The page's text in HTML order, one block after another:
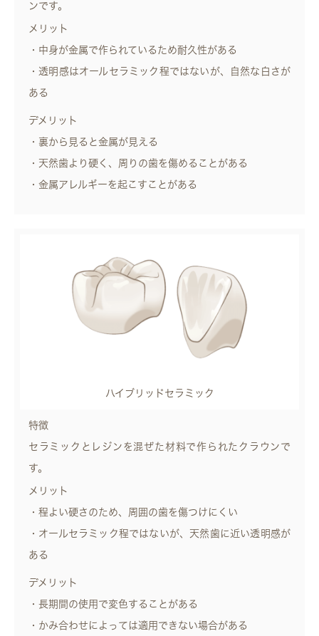
ンです。
メリット
・中身が金属で作られているため耐久性がある
・透明感はオールセラミック程ではないが、自然な白さが
ある
デメリット
・裏から見ると金属が見える
・天然歯より硬く、周りの歯を傷めることがある
・金属アレルギーを起こすことがある
ハイブリッドセラミック
特徴
セラミックとレジンを混ぜた材料で作られたクラウンで
す。
メリット
・程よい硬さのため、周囲の歯を傷つけにくい
・オールセラミック程ではないが、天然歯に近い透明感が
ある
デメリット
・長期間の使用で変色することがある
・かみ合わせによっては適用できない場合がある